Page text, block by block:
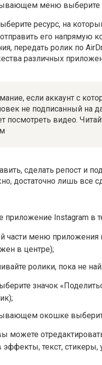
меню выберите
ресурс, на
его напрямую
передать ролик по
различных
если аккаунт с
не подписанный на
посмотреть видео.
сделать репост и
достаточно лишь все
приложение Instagram в
части меню приложения
в центре);
ролики, пока не
значок
окошке
можете
эффекты, текст, стикеры,